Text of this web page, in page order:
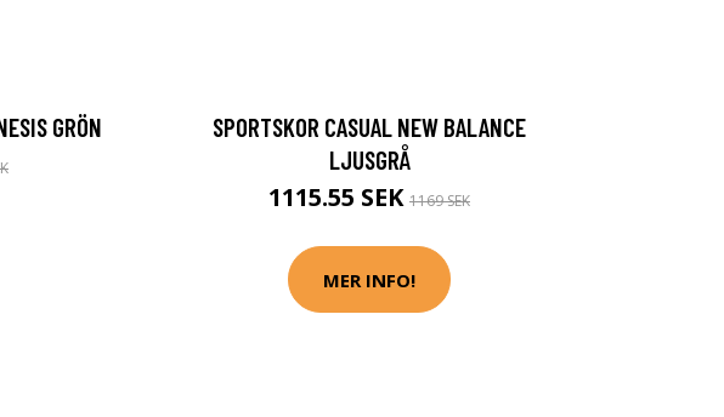
GRÖN
SPORTSKOR CASUAL NEW BALANCE
LJUSGRÅ
1115.55 SEK 1169 SEK
MER INFO!